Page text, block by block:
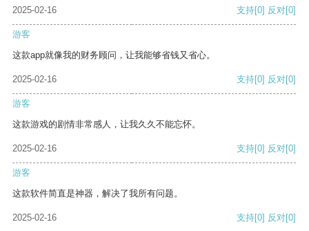
2025-02-16
支持[0] 反对[0]
游客
这款app就像我的财务顾问，让我能够省钱又省心。
2025-02-16 支持[0] 反对[0]
游客
这款游戏的剧情非常感人，让我久久不能忘怀。
2025-02-16 支持[0] 反对[0]
游客
这款软件简直是神器，解决了我所有问题。
2025-02-16 支持[0] 反对[0]